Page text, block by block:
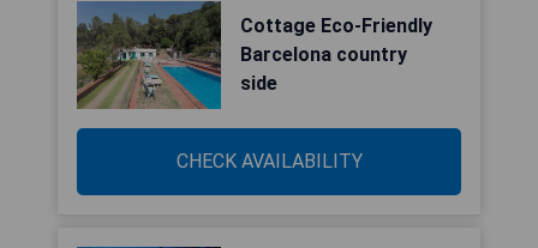
Cottage Eco-Friendly
Barcelona country
side
CHECK AVAILABILITY